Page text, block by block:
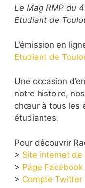
Le Mag RMP du
Etudiant de
L’émission en
Etudiant de
Une occasion
notre histoire,
chœur à tous les
étudiantes.
Pour découvrir
> Site internet de
> Page
> Compte Twitter